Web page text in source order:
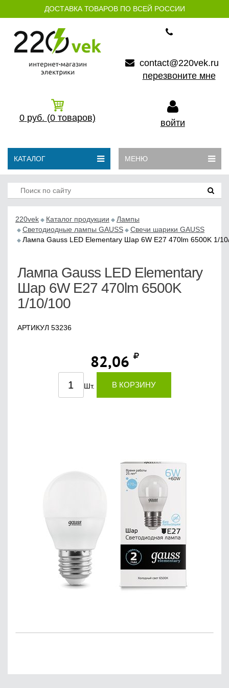
ДОСТАВКА ТОВАРОВ ПО ВСЕЙ РОССИИ
contact@220vek.ru
перезвоните мне
0 руб. (0 товаров) войти
КАТАЛОГ МЕНЮ
220vek Каталог продукции
Лампы
Светодиодные лампы GAUSS
Свечи шарики GAUSS
Лампа Gauss LED Elementary Шар 6W E27 470lm 6500K 1/
Лампа Gauss LED Elementary
Шар 6W E27 470lm 6500K
1/10/100
АРТИКУЛ 53236
82,06
Шт. В КОРЗИНУ